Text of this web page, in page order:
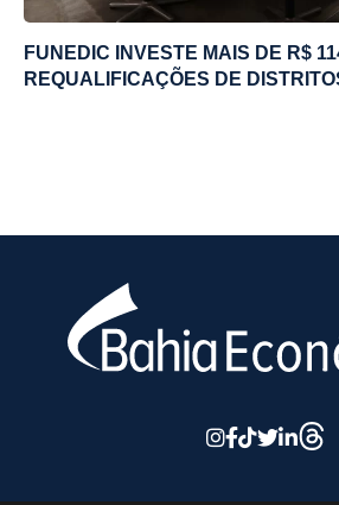
FUNEDIC INVESTE MAIS DE R$
REQUALIFICAÇÕES DE